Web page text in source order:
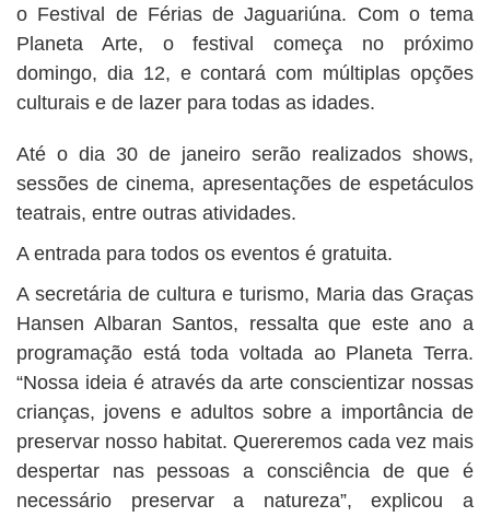
o Festival de Férias de Jaguariúna. Com o tema
Planeta Arte, o festival começa no próximo
domingo, dia 12, e contará com múltiplas opções
culturais e de lazer para todas as idades.
Até o dia 30 de janeiro serão realizados shows,
sessões de cinema, apresentações de espetáculos
teatrais, entre outras atividades.
A entrada para todos os eventos é gratuita.
A secretária de cultura e turismo, Maria das Graças
Hansen Albaran Santos, ressalta que este ano a
programação está toda voltada ao Planeta Terra.
“Nossa ideia é através da arte conscientizar nossas
crianças, jovens e adultos sobre a importância de
preservar nosso habitat. Quereremos cada vez mais
despertar nas pessoas a consciência de que é
necessário preservar a natureza”, explicou a